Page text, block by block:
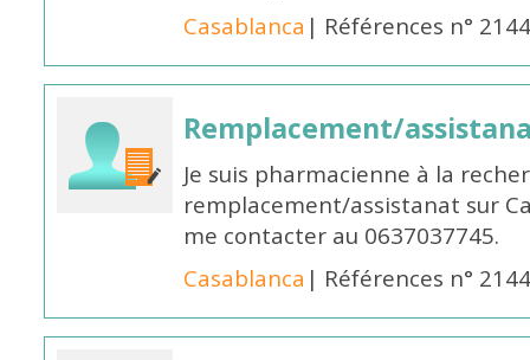
Casablanca | Références n°
Remplacement/
Je suis pharmacienne à la
remplacement/assistanat sur
me contacter au 0637037745.
Casablanca | Références n°